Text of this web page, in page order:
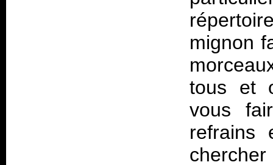
mignon
tous et
vous
refrains